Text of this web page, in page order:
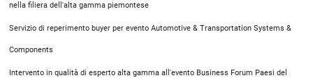
nella filiera dell'alta gamma piemontese
Servizio di reperimento buyer per evento Automotive & Transportation Systems &
Components
Intervento in qualità di esperto alta gamma all'evento Business Forum Paesi del